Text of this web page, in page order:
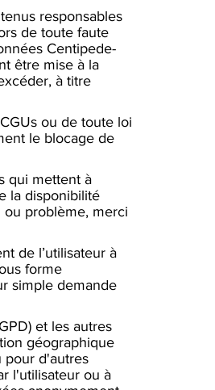
responsables
de toute faute
Centipede-
être mise à la
à titre
ou de toute loi
le blocage de
qui mettent à
la disponibilité
ou problème, merci
de l’utilisateur à
forme
simple demande
et les autres
géographique
pour d'autres
l'utilisateur ou à